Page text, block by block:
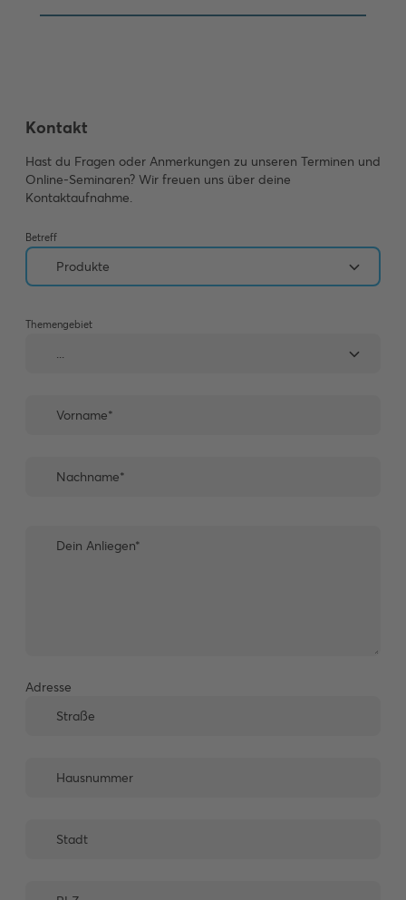
Kontakt
Hast du Fragen oder Anmerkungen zu unseren Terminen und
Online-Seminaren? Wir freuen uns über deine
Kontaktaufnahme.
Betreff
Themengebiet
Adresse